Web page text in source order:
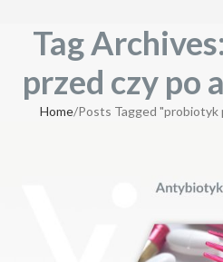
Tag
przed czy po
Home Posts Tagged "probiotyk